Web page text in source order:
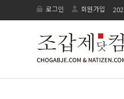
로그인 회원가입